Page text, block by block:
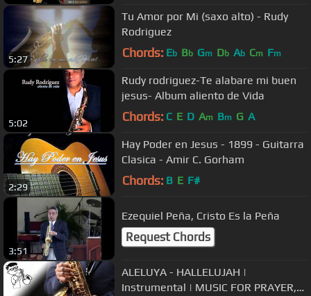
5:27
Tu Amor por Mi (saxo alto) - Rudy
Rodriguez
Chords: Eb Bb Gm Db Ab Cm Fm
5:02
Rudy rodriguez-Te alabare mi buen
jesus- Album aliento de Vida
Chords: C E D Am Bm G A
2:29
Hay Poder en Jesus - 1899 - Guitarra
Clasica - Amir C. Gorham
Chords: B E F#
3:51
Ezequiel Peña, Cristo Es la Peña
Request Chords
ALELUYA - HALLELUJAH |
Instrumental | MUSIC FOR PRAYER,